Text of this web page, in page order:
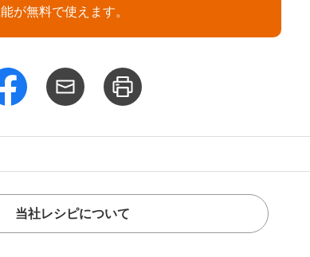
が無料で使えます。
当社レシピについて